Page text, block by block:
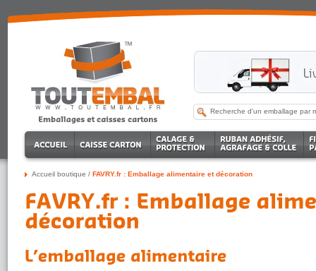
Accueil boutique / FAVRY.fr : Emballage alimentaire et décoration